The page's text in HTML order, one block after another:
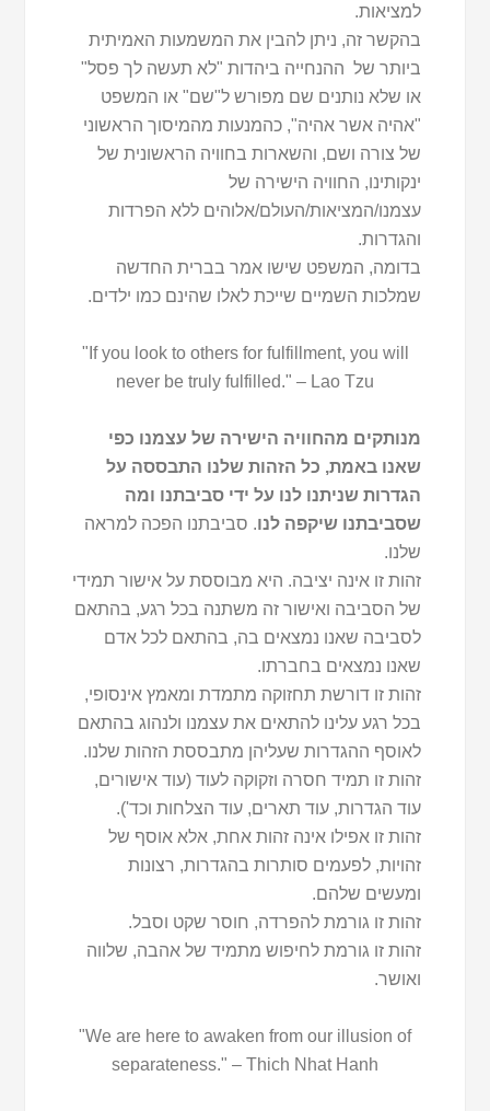
למציאות.
בהקשר זה, ניתן להבין את המשמעות האמיתית
ביותר של ההנחייה ביהדות "לא תעשה לך פסל"
או שלא נותנים שם מפורש ל"שם" או המשפט
"אהיה אשר אהיה", כהמנעות מהמיסוך הראשוני
של צורה ושם, והשארות בחוויה הראשונית של
ינקותינו, החוויה הישירה של
עצמנו/המציאות/העולם/אלוהים ללא הפרדות
והגדרות.
בדומה, המשפט שישו אמר בברית החדשה
שמלכות השמיים שייכת לאלו שהינם כמו ילדים.
"If you look to others for fulfillment, you will
never be truly fulfilled." – Lao Tzu
מנותקים מהחוויה הישירה של עצמנו כפי
שאנו באמת, כל הזהות שלנו התבססה על
הגדרות שניתנו לנו על ידי סביבתנו ומה
שסביבתנו שיקפה לנו. סביבתנו הפכה למראה
שלנו.
זהות זו אינה יציבה. היא מבוססת על אישור תמידי
של הסביבה ואישור זה משתנה בכל רגע, בהתאם
לסביבה שאנו נמצאים בה, בהתאם לכל אדם
שאנו נמצאים בחברתו.
זהות זו דורשת תחזוקה מתמדת ומאמץ אינסופי,
בכל רגע עלינו להתאים את עצמנו ולנהוג בהתאם
לאוסף ההגדרות שעליהן מתבססת הזהות שלנו.
זהות זו תמיד חסרה וזקוקה לעוד (עוד אישורים,
עוד הגדרות, עוד תארים, עוד הצלחות וכד').
זהות זו אפילו אינה זהות אחת, אלא אוסף של
זהויות, לפעמים סותרות בהגדרות, רצונות
ומעשים שלהם.
זהות זו גורמת להפרדה, חוסר שקט וסבל.
זהות זו גורמת לחיפוש מתמיד של אהבה, שלווה
ואושר.
"We are here to awaken from our illusion of
separateness." – Thich Nhat Hanh